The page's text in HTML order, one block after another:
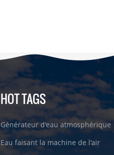
HOT TAGS
Générateur d'eau atmosphérique
Eau faisant la machine de l'air